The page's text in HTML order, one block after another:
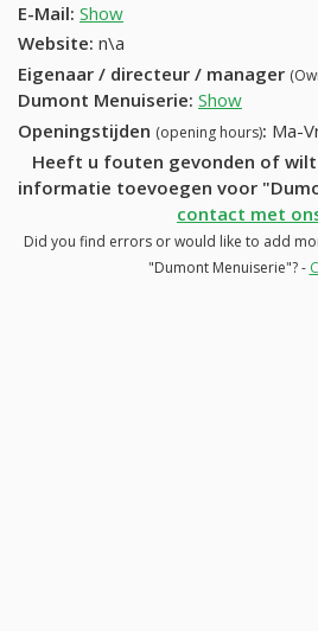
E-Mail: Show
Website: n\a
Eigenaar / directeur / manager
Dumont Menuiserie: Show
Openingstijden (opening hours): Ma-
Heeft u fouten gevonden of
informatie toevoegen voor
contact met
Did you find errors or would like to add
"Dumont Menuiserie"? -